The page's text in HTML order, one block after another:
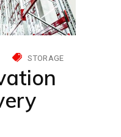
STORAGE